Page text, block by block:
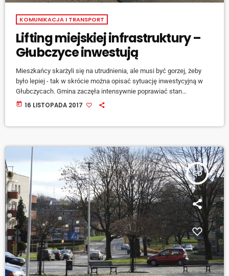
KOMUNIKACJA I TRANSPORT
Lifting miejskiej infrastruktury –
Głubczyce inwestują
Mieszkańcy skarżyli się na utrudnienia, ale musi być gorzej, żeby
było lepiej - tak w skrócie można opisać sytuację inwestycyjną w
Głubczycach. Gmina zaczęła intensywnie poprawiać stan
infrastruktury. Burmistrz Adam Krupa: [jwplayer mediaid="72753"]
która zakończy się […]
today 16 LISTOPADA 2017
insert_link